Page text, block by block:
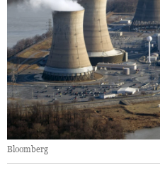
Bloomberg